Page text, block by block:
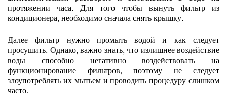
протяжении часа. Для того чтобы вынуть фильтр из
кондиционера, необходимо сначала снять крышку.
Далее фильтр нужно промыть водой и как следует
просушить. Однако, важно знать, что излишнее воздействие
воды способно негативно воздействовать на
функционирование фильтров, поэтому не следует
злоупотреблять их мытьем и проводить процедуру слишком
часто.